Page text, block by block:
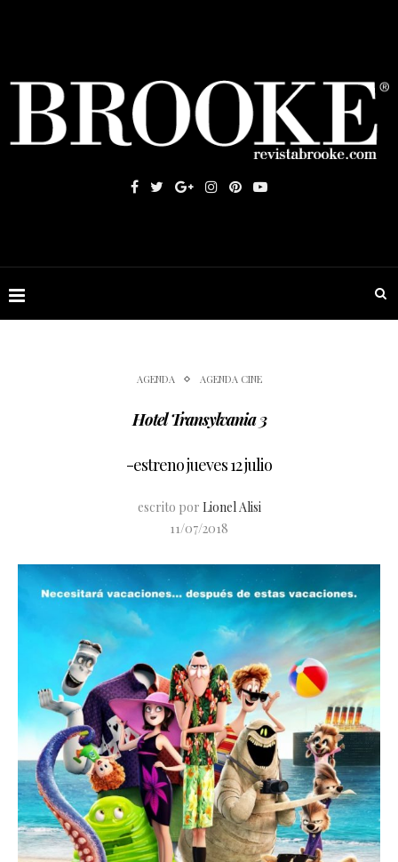
AGENDA AGENDA CINE
Hotel Transylvania 3
-estreno jueves 12 julio
escrito por Lionel Alisi
11/07/2018